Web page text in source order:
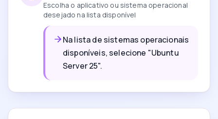
Escolha o aplicativo ou sistema operacional
desejado na lista disponível
Na lista de sistemas operacionais
disponíveis, selecione "Ubuntu
Server 25".